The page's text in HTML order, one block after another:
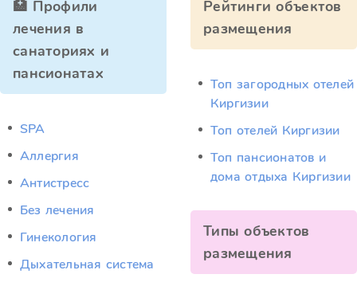
🏥 Профили
лечения в
санаториях и
пансионатах
SPA
Аллергия
Антистресс
Без лечения
Гинекология
Дыхательная система
Рейтинги объектов
размещения
Топ загородных отелей
Киргизии
Топ отелей Киргизии
Топ пансионатов и
дома отдыха Киргизии
Типы объектов
размещения